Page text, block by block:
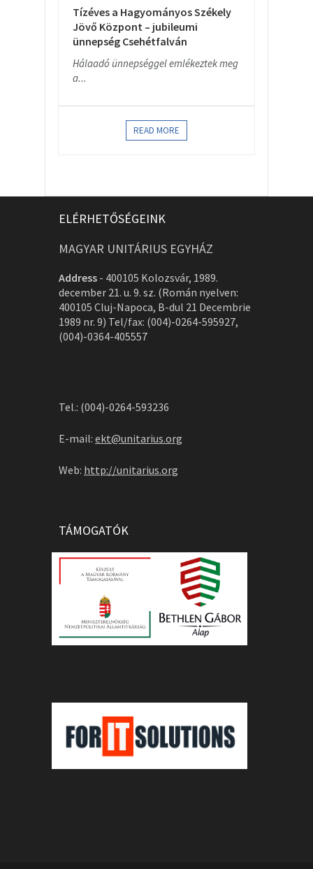
Tízéves a Hagyományos Székely
Jövő Központ – jubileumi
ünnepség Csehétfalván
Hálaadó ünnepséggel emlékeztek meg
a...
READ MORE
ELÉRHETŐSÉGEINK
MAGYAR UNITÁRIUS EGYHÁZ
Address - 400105 Kolozsvár, 1989.
december 21. u. 9. sz. (Román nyelven:
400105 Cluj-Napoca, B-dul 21 Decembrie
1989 nr. 9) Tel/fax: (004)-0264-595927,
(004)-0364-405557
Tel.: (004)-0264-593236
E-mail: ekt@unitarius.org
Web: http://unitarius.org
TÁMOGATÓK